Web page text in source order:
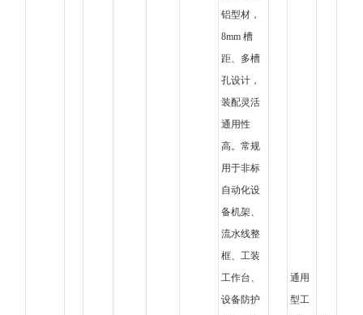
铝型材，
8mm 槽
距、多槽
孔设计，
装配灵活
通用性
高。常规
用于非标
自动化设
备机架、
流水线整
框、工装
工作台、
设备防护
通用
型工